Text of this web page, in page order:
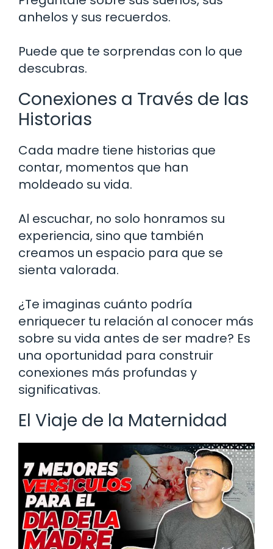
anhelos y sus recuerdos.
Puede que te sorprendas con lo que
descubras.
Conexiones a Través de las
Historias
Cada madre tiene historias que
contar, momentos que han
moldeado su vida.
Al escuchar, no solo honramos su
experiencia, sino que también
creamos un espacio para que se
sienta valorada.
¿Te imaginas cuánto podría
enriquecer tu relación al conocer más
sobre su vida antes de ser madre? Es
una oportunidad para construir
conexiones más profundas y
significativas.
El Viaje de la Maternidad